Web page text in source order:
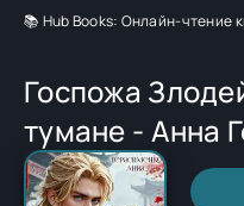
📚 Hub Books: Онлайн-чтение
Госпожа
тумане - Анна